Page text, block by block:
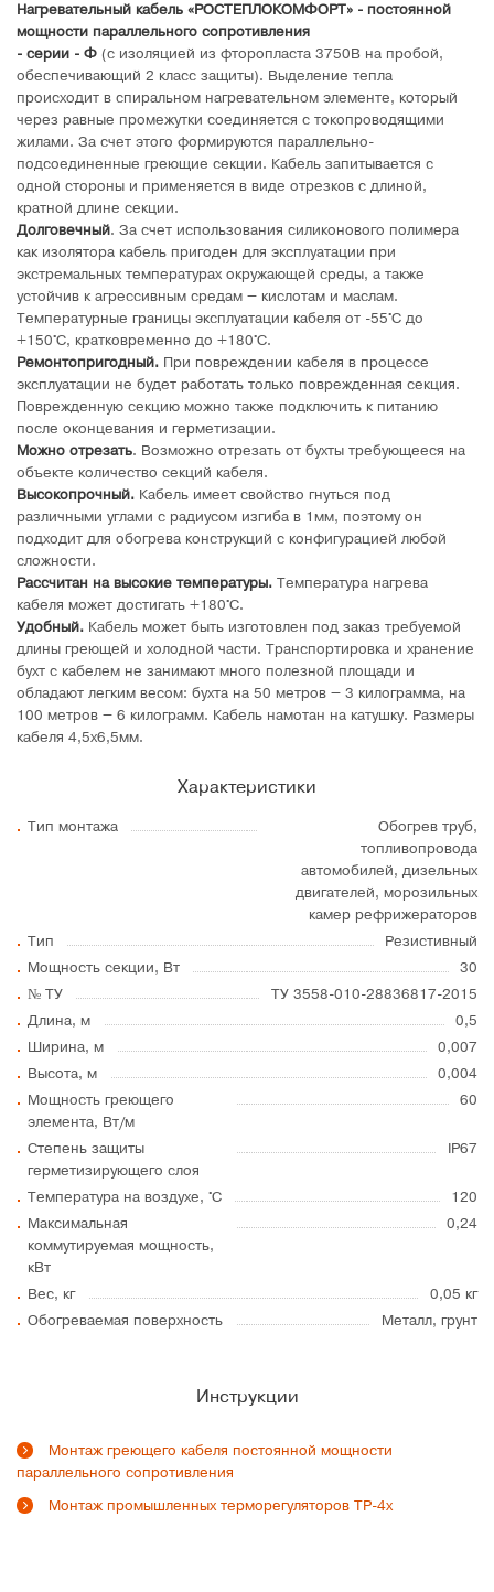
Нагревательный кабель «РОСТЕПЛОКОМФОРТ» - постоянной
мощности параллельного сопротивления
- серии - Ф (с изоляцией из фторопласта 3750В на пробой,
обеспечивающий 2 класс защиты). Выделение тепла
происходит в спиральном нагревательном элементе, который
через равные промежутки соединяется с токопроводящими
жилами. За счет этого формируются параллельно-
подсоединенные греющие секции. Кабель запитывается с
одной стороны и применяется в виде отрезков с длиной,
кратной длине секции.
Долговечный. За счет использования силиконового полимера
как изолятора кабель пригоден для эксплуатации при
экстремальных температурах окружающей среды, а также
устойчив к агрессивным средам – кислотам и маслам.
Температурные границы эксплуатации кабеля от -55°C до
+150°C, кратковременно до +180°C.
Ремонтопригодный. При повреждении кабеля в процессе
эксплуатации не будет работать только поврежденная секция.
Поврежденную секцию можно также подключить к питанию
после оконцевания и герметизации.
Можно отрезать. Возможно отрезать от бухты требующееся на
объекте количество секций кабеля.
Высокопрочный. Кабель имеет свойство гнуться под
различными углами с радиусом изгиба в 1мм, поэтому он
подходит для обогрева конструкций с конфигурацией любой
сложности.
Рассчитан на высокие температуры. Температура нагрева
кабеля может достигать +180°C.
Удобный. Кабель может быть изготовлен под заказ требуемой
длины греющей и холодной части. Транспортировка и хранение
бухт с кабелем не занимают много полезной площади и
обладают легким весом: бухта на 50 метров – 3 килограмма, на
100 метров – 6 килограмм. Кабель намотан на катушку. Размеры
кабеля 4,5х6,5мм.
Характеристики
Тип монтажа
Обогрев труб,
топливопровода
автомобилей, дизельных
двигателей, морозильных
камер рефрижераторов
Тип
Резистивный
Мощность секции, Вт
30
№ ТУ
ТУ 3558-010-28836817-2015
Длина, м
0,5
Ширина, м
0,007
Высота, м
0,004
Мощность греющего
элемента, Вт/м
60
Степень защиты
герметизирующего слоя
IP67
Температура на воздухе, °C
120
Максимальная
коммутируемая мощность,
кВт
0,24
Вес, кг
0,05 кг
Обогреваемая поверхность
Металл, грунт
Инструкции
Монтаж греющего кабеля постоянной мощности
параллельного сопротивления
Монтаж промышленных терморегуляторов ТР-4х